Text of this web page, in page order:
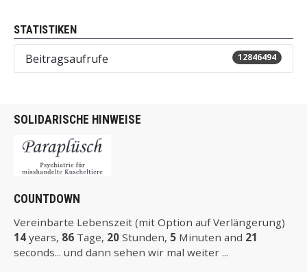
STATISTIKEN
Beitragsaufrufe 12846494
SOLIDARISCHE HINWEISE
COUNTDOWN
Vereinbarte Lebenszeit (mit Option auf Verlängerung)
14 years, 86 Tage, 20 Stunden, 5 Minuten and 21
seconds... und dann sehen wir mal weiter ...